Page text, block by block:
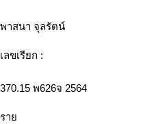
พาสนา จุลรัตน์
เลขเรียก :
370.15 พ626จ 2564
ราย